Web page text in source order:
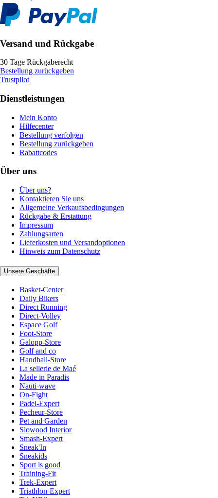
Versand und Rückgabe
30 Tage Rückgaberecht
Bestellung zurückgeben
Trustpilot
Dienstleistungen
Mein Konto
Hilfecenter
Bestellung verfolgen
Bestellung zurückgeben
Rabattcodes
Über uns
Über uns?
Kontaktieren Sie uns
Allgemeine Verkaufsbedingungen
Rückgabe & Erstattung
Impressum
Zahlungsarten
Lieferkosten und Versandoptionen
Hinweis zum Datenschutz
Unsere Geschäfte
Basket-Center
Daily Bikers
Direct Running
Direct-Volley
Espace Golf
Foot-Store
Galopp-Store
Golf and co
Handball-Store
La sellerie de Maé
Made in Paradis
Nauti-wave
On-Fight
Padel-Expert
Pecheur-Store
Pet and Garden
Slowood Interior
Smash-Expert
Sneak'In
Sneakids
Sport is good
Training-Fit
Trek-Expert
Triathlon-Expert